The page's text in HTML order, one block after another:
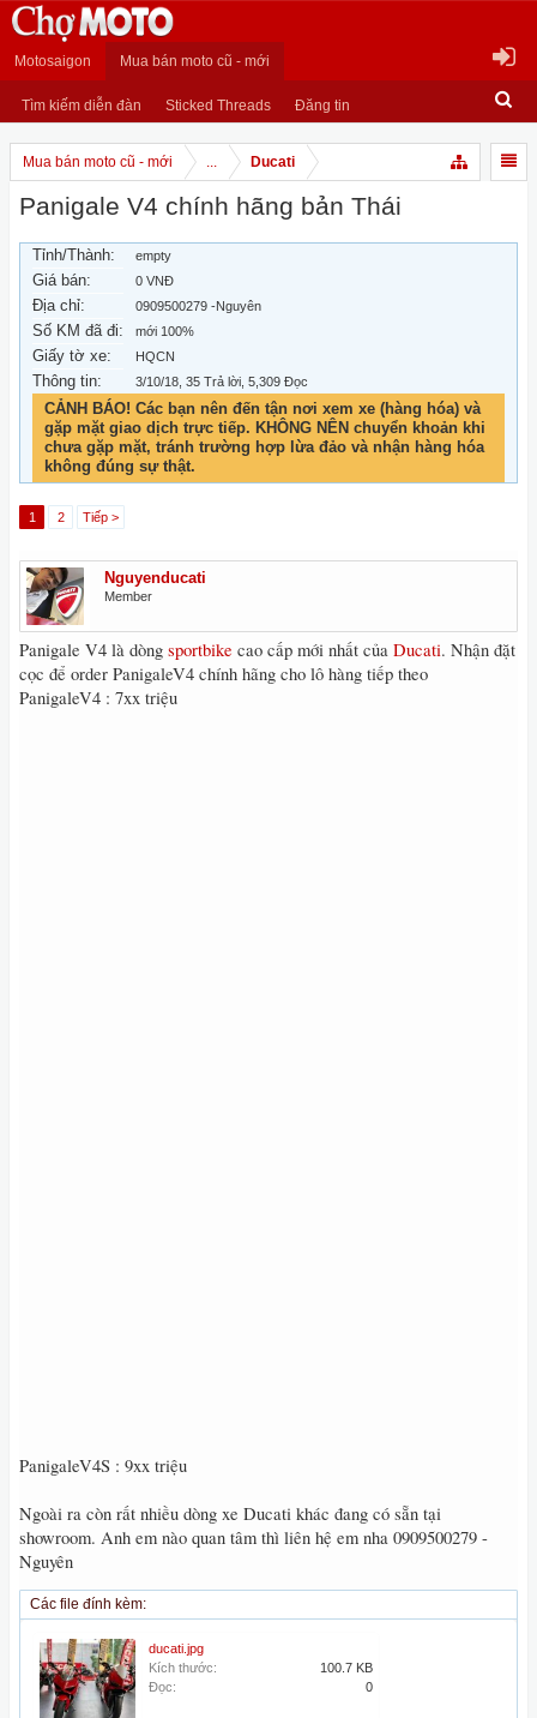
Motosaigon Mua bán moto cũ - mới
Tìm kiếm diễn đàn Sticked Threads Đăng tin
Mua bán moto cũ - mới ... Ducati
Panigale V4 chính hãng bản Thái
Tỉnh/Thành: empty
Giá bán: 0 VNĐ
Địa chỉ: 0909500279 -Nguyên
Số KM đã đi: mới 100%
Giấy tờ xe: HQCN
Thông tin: 3/10/18 , 35 Trả lời, 5,309 Đọc
CẢNH BÁO! Các bạn nên đến tận nơi xem xe (hàng hóa) và
gặp mặt giao dịch trực tiếp. KHÔNG NÊN chuyển khoản khi
chưa gặp mặt, tránh trường hợp lừa đảo và nhận hàng hóa
không đúng sự thật.
1 2 Tiếp >
Nguyenducati
Member
Panigale V4 là dòng sportbike cao cấp mới nhất của Ducati. Nhận đặt
cọc để order PanigaleV4 chính hãng cho lô hàng tiếp theo
PanigaleV4 : 7xx triệu
PanigaleV4S : 9xx triệu
Ngoài ra còn rất nhiều dòng xe Ducati khác đang có sẵn tại
showroom. Anh em nào quan tâm thì liên hệ em nha 0909500279 -
Nguyên
Các file đính kèm:
ducati.jpg
Kích thước:
100.7 KB
Đọc:
0